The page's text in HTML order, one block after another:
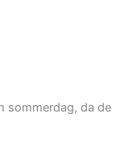
sommerdag, da de